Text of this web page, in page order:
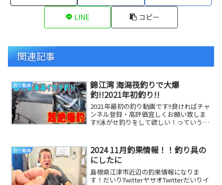
LINE コピー
関連記事
釣り動画
錦江湾 海潟筏釣りで大爆
釣!!2021年初釣り!!
2021年最初の釣り動画です!!良ければチャ
ンネル登録・高評価宜しくお願い致しま
す!!泳がせ釣りをして欲しい！っていうく
釣り動画
2024 11月釣果情報！！釣り具の
にしたに
島根県江津市近辺の釣果情報になりま
す！だいりTwitterヤサオTwitterだいりイ